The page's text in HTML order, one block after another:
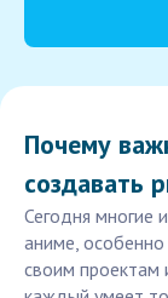
Почему
создавать
Сегодня многие
аниме,
своим проектам